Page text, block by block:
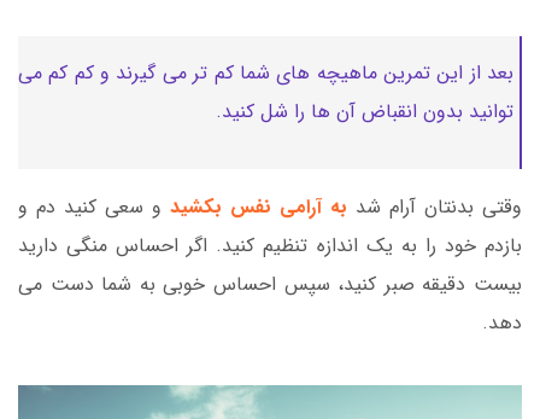
بعد از این تمرین ماهیچه های شما کم تر می گیرند و کم کم می
توانید بدون انقباض آن ها را شل کنید.
وقتی بدنتان آرام شد به آرامی نفس بکشید و سعی کنید دم و
بازدم خود را به یک اندازه تنظیم کنید. اگر احساس منگی دارید
بیست دقیقه صبر کنید، سپس احساس خوبی به شما دست می
دهد.